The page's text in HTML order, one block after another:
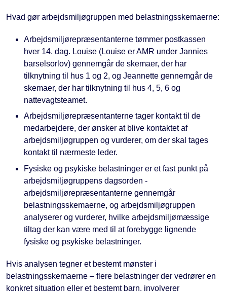
Hvad gør arbejdsmiljøgruppen med belastningsskemaerne:
Arbejdsmiljørepræsentanterne tømmer postkassen
hver 14. dag. Louise (Louise er AMR under Jannies
barselsorlov) gennemgår de skemaer, der har
tilknytning til hus 1 og 2, og Jeannette gennemgår de
skemaer, der har tilknytning til hus 4, 5, 6 og
nattevagtsteamet.
Arbejdsmiljørepræsentanterne tager kontakt til de
medarbejdere, der ønsker at blive kontaktet af
arbejdsmiljøgruppen og vurderer, om der skal tages
kontakt til nærmeste leder.
Fysiske og psykiske belastninger er et fast punkt på
arbejdsmiljøgruppens dagsorden -
arbejdsmiljørepræsentanterne gennemgår
belastningsskemaerne, og arbejdsmiljøgruppen
analyserer og vurderer, hvilke arbejdsmiljømæssige
tiltag der kan være med til at forebygge lignende
fysiske og psykiske belastninger.
Hvis analysen tegner et bestemt mønster i
belastningsskemaerne – flere belastninger der vedrører en
konkret situation eller et bestemt barn, involverer